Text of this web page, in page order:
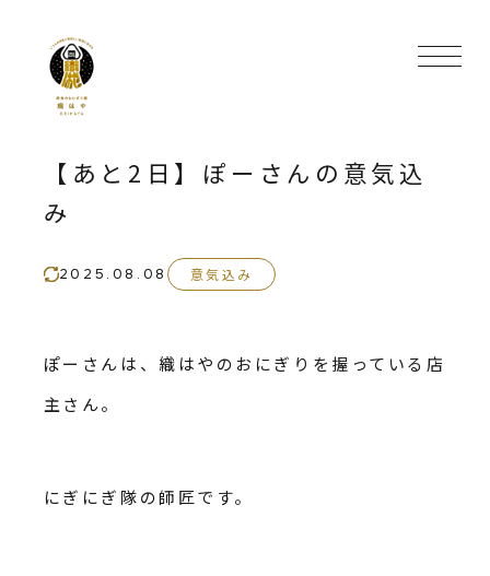
【あと2日】ぽーさんの意気込
み
2025.08.08 意気込み
ぽーさんは、織はやのおにぎりを握っている店
主さん。
にぎにぎ隊の師匠です。